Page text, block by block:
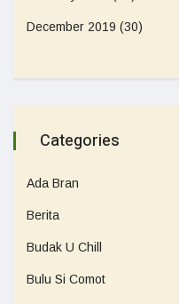
December 2019 (30)
Categories
Ada Bran
Berita
Budak U Chill
Bulu Si Comot